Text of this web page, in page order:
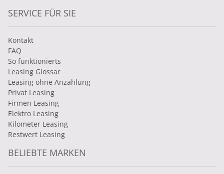
SERVICE FÜR SIE
Kontakt
FAQ
So funktionierts
Leasing Glossar
Leasing ohne Anzahlung
Privat Leasing
Firmen Leasing
Elektro Leasing
Kilometer Leasing
Restwert Leasing
BELIEBTE MARKEN